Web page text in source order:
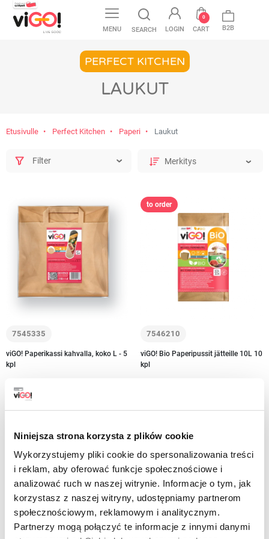
Niniejsza strona korzysta z plików cookie
Wykorzystujemy pliki cookie do spersonalizowania treści
i reklam, aby oferować funkcje społecznościowe i
analizować ruch w naszej witrynie. Informacje o tym, jak
korzystasz z naszej witryny, udostępniamy partnerom
społecznościowym, reklamowym i analitycznym.
Partnerzy mogą połączyć te informacje z innymi danymi
MENU SEARCH LOGIN CART
0
B2B
PERFECT KITCHEN
LAUKUT
Etusivulle Perfect Kitchen Paperi Laukut
Filter
7545335
viGO! Paperikassi kahvalla, koko L - 5
kpl
- +
to order
7546210
viGO! Bio Paperipussit jätteille 10L 10
kpl
View
Paperi pussit. Tehdä meistä kaikki elossa
paremmin!